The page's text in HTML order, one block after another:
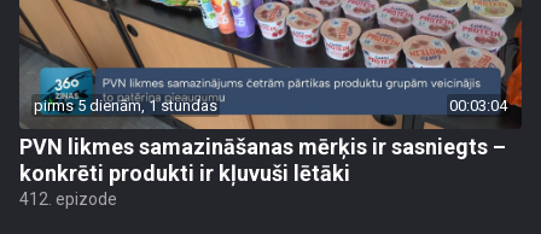
pirms 5 dienām, 1 stundas 00:03:04
PVN likmes samazināšanas mērķis ir sasniegts –
konkrēti produkti ir kļuvuši lētāki
412. epizode